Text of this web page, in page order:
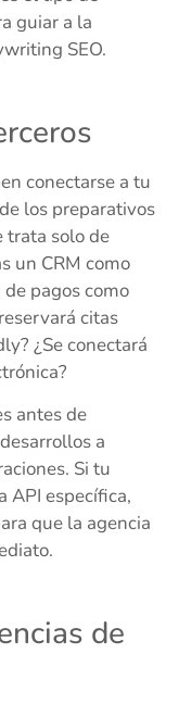
guiar a la
SEO.
conectarse a tu
los preparativos
trata solo de
un CRM como
pagos como
citas
¿Se conectará
antes de
a
Si tu
API específica,
que la agencia
de